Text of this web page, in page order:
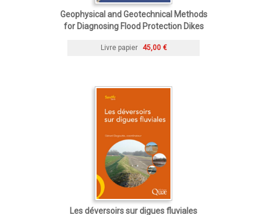
Geophysical and Geotechnical Methods
for Diagnosing Flood Protection Dikes
Livre papier 45,00 €
Les déversoirs sur digues fluviales